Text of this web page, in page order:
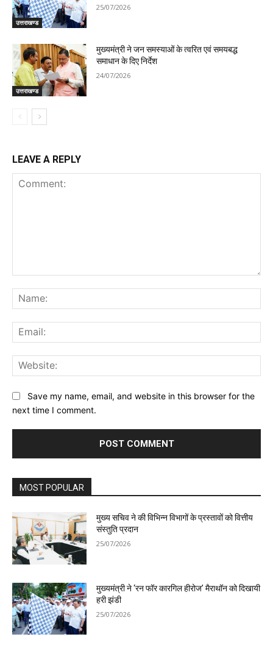
उत्तराखण्ड
25/07/2026
उत्तराखण्ड
मुख्यमंत्री ने जन समस्याओं के त्वरित एवं समयबद्ध
समाधान के दिए निर्देश
24/07/2026
LEAVE A REPLY
Save my name, email, and website in this browser for the
next time I comment.
MOST POPULAR
मुख्य सचिव ने की विभिन्न विभागों के प्रस्तावों को वित्तीय
संस्तुति प्रदान
25/07/2026
मुख्यमंत्री ने ‘रन फॉर कारगिल हीरोज’ मैराथॉन को दिखायी
हरी झंडी
25/07/2026